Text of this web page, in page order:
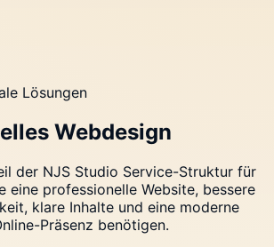
Lösungen
Webdesign
der NJS Studio Service-Struktur für
eine professionelle Website, bessere
klare Inhalte und eine moderne
Präsenz benötigen.